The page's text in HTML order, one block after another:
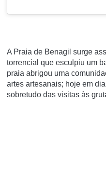
A Praia de Benagil surge
torrencial que esculpiu um
praia abrigou uma
artes artesanais; hoje em
sobretudo das visitas às